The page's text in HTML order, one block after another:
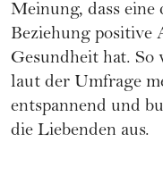
Meinung, dass
Beziehung positive
Gesundheit hat. So
laut der Umfrage
entspannend und
die Liebenden aus.